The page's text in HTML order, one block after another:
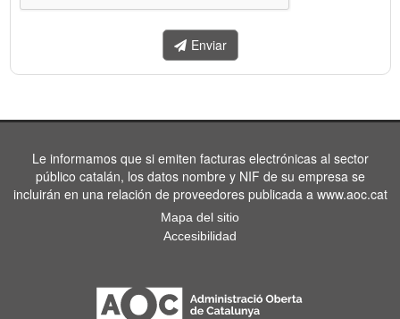
Enviar
Le informamos que si emiten facturas electrónicas al sector
público catalán, los datos nombre y NIF de su empresa se
incluirán en una relación de proveedores publicada a www.aoc.cat
Mapa del sitio
Accesibilidad